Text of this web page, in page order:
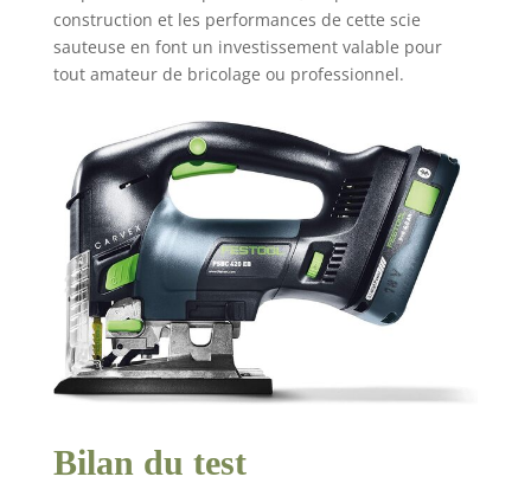
construction et les performances de cette scie
sauteuse en font un investissement valable pour
tout amateur de bricolage ou professionnel.
Bilan du test